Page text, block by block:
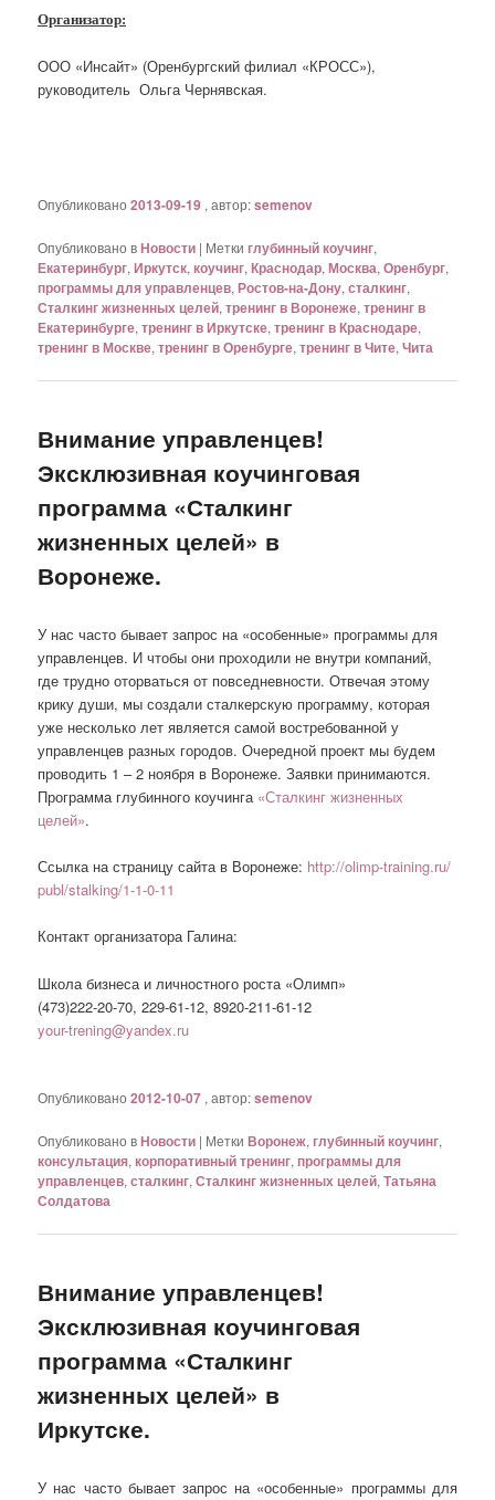
Организатор:
ООО «Инсайт» (Оренбургский филиал «КРОСС»),
руководитель Ольга Чернявская.
Опубликовано2013-09-19 , автор:semenov
Опубликовано вНовости | Метки глубинный коучинг,
Екатеринбург,Иркутск,коучинг,Краснодар,Москва,Оренбург,
программы для управленцев,Ростов-на-Дону,сталкинг,
Сталкинг жизненных целей,тренинг в Воронеже,тренинг в
Екатеринбурге,тренинг в Иркутске,тренинг в Краснодаре,
тренинг в Москве,тренинг в Оренбурге,тренинг в Чите,Чита
Внимание управленцев!
Эксклюзивная коучинговая
программа «Сталкинг
жизненных целей» в
Воронеже.
У нас часто бывает запрос на «особенные» программы для
управленцев. И чтобы они проходили не внутри компаний,
где трудно оторваться от повседневности. Отвечая этому
крику души, мы создали сталкерскую программу, которая
уже несколько лет является самой востребованной у
управленцев разных городов. Очередной проект мы будем
проводить 1 – 2 ноября в Воронеже. Заявки принимаются.
Программа глубинного коучинга «Сталкинг жизненных
целей».
Ссылка на страницу сайта в Воронеже: http://olimp-training.ru/
publ/stalking/1-1-0-11
Контакт организатора Галина:
Школа бизнеса и личностного роста «Олимп»
(473)222-20-70, 229-61-12, 8920-211-61-12
your-trening@yandex.ru
Опубликовано2012-10-07 , автор:semenov
Опубликовано вНовости | Метки Воронеж, глубинный коучинг,
консультация,корпоративный тренинг, программы для
управленцев,сталкинг,Сталкинг жизненных целей,Татьяна
Солдатова
Внимание управленцев!
Эксклюзивная коучинговая
программа «Сталкинг
жизненных целей» в
Иркутске.
У нас часто бывает запрос на «особенные» программы для